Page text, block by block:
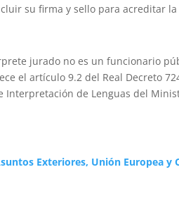
su firma y sello para acreditar
jurado no es un funcionario
el artículo 9.2 del Real Decreto
Interpretación de Lenguas del
Exteriores, Unión Europea y